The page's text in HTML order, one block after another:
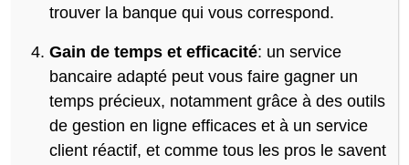
trouver la banque qui vous correspond.
Gain de temps et efficacité: un service
bancaire adapté peut vous faire gagner un
temps précieux, notamment grâce à des outils
de gestion en ligne efficaces et à un service
client réactif, et comme tous les pros le savent